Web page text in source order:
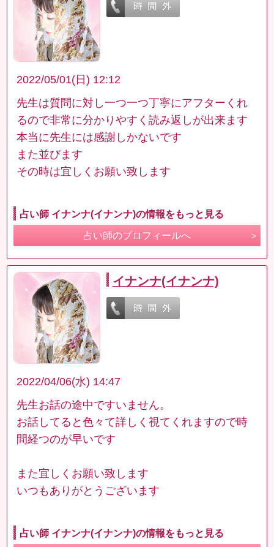
2022/05/01(日) 12:12
先生は質問に対し一つ一つ丁寧にアフターくれ
るので非常に分かりやすく読み返しが出来ます
本当に先生には感謝しかないです
また並びます
その時は宜しくお願い致します
占い師 イナンナ(イナンナ)の情報をもっと見る
占い師のプロフィールへ
イナンナ(イナンナ)
2022/04/06(水) 14:47
先生お話の途中ですいません。
お話してると色々て詳しく視てくれますので時
間経つのが早いです
また宜しくお願い致します
いつもありがとうございます
占い師 イナンナ(イナンナ)の情報をもっと見る